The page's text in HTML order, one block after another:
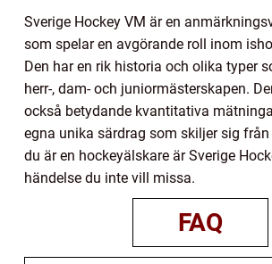
Sverige Hockey VM är en
som spelar en avgörande roll inom
Den har en rik historia och olika typer
herr-, dam- och juniormästerskapen.
också betydande kvantitativa
egna unika särdrag som skiljer sig från
du är en hockeyälskare är Sverige
händelse du inte vill missa.
FAQ